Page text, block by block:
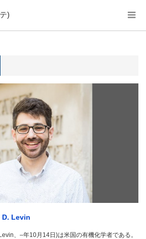
)
D. Levin
、–年10月14日)は米国の有機化学者である。